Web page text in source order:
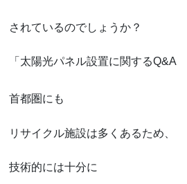
れているのでしょうか？
太陽光パネル設置に関するQ&A
都圏にも
サイクル施設は多くあるため、
術的には十分に